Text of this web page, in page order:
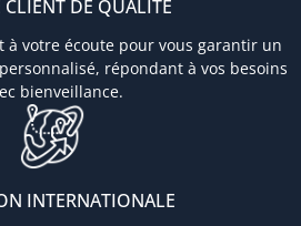
CLIENT DE QUALITÉ
à votre écoute pour vous garantir un
répondant à vos besoins
bienveillance.
INTERNATIONALE